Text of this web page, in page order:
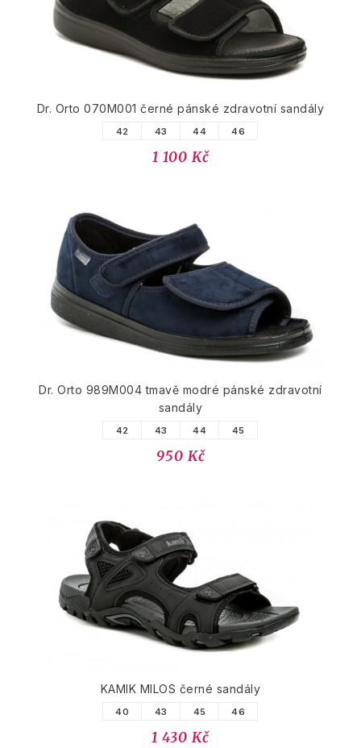
Dr. Orto 070M001 černé pánské zdravotní sandály
42 43 44 46
1 100 Kč
Dr. Orto 989M004 tmavě modré pánské zdravotní
sandály
42 43 44 45
950 Kč
KAMIK MILOS černé sandály
40 43 45 46
1 430 Kč